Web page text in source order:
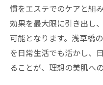
浅草橋のエステル
と癒し
エステルームで
浅草橋エステで
方
慣をエステでのケアと組
効果を最大限に引き出し
可能となります。浅草橋
を日常生活でも活かし、
ることが、理想の美肌へ